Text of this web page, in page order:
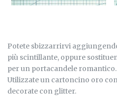
Potete sbizzarrirvi
più scintillante, oppure
per un portacandele romantico.
Utilizzate un cartoncino oro
decorate con glitter.